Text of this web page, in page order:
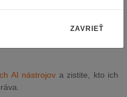
priamo nad dokumentmi
AI nástrojov a zistite, kto ich
ZAVRIEŤ